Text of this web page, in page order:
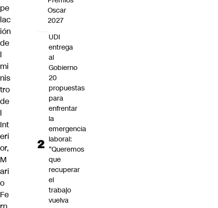
pe
lac
ión
de
l
mi
nis
tro
de
l
Int
eri
or,
M
ari
o
Fe
Oscar
2027
UDI
entrega
al
Gobierno
20
propuestas
para
enfrentar
la
emergencia
laboral:
“Queremos
que
recuperar
el
trabajo
vuelva